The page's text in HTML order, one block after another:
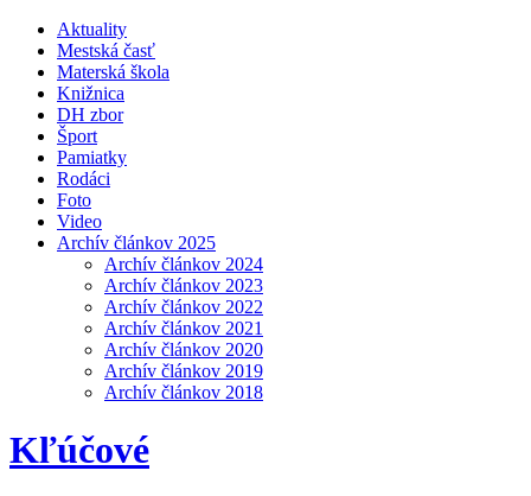
Aktuality
Mestská časť
Materská škola
Knižnica
DH zbor
Šport
Pamiatky
Rodáci
Foto
Video
Archív článkov 2025
Archív článkov 2024
Archív článkov 2023
Archív článkov 2022
Archív článkov 2021
Archív článkov 2020
Archív článkov 2019
Archív článkov 2018
Kľúčové